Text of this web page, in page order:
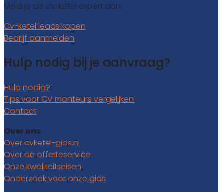
Meld je als cv-ketel expert aan.
Cv-ketel leads kopen
Bedrijf aanmelden
Hulp nodig bij je aanvraag?
Hulp nodig?
Tips voor CV monteurs vergelijken
Contact
Over ons
Over cvketel-gids.nl
Over de offerteservice
Onze kwaliteitseisen
Onderzoek voor onze gids